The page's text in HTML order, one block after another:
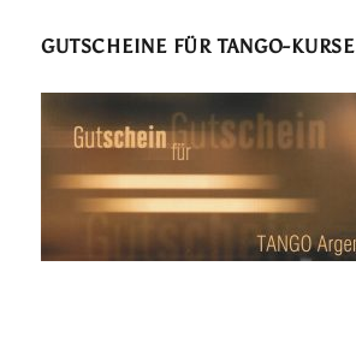
GUTSCHEINE FÜR TANGO-KURSE